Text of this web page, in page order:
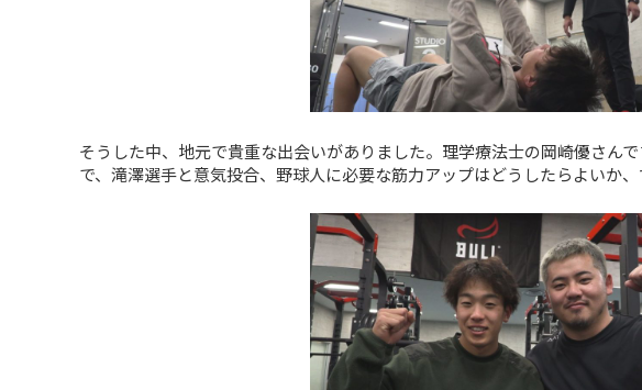
そうした中、地元で貴重な出会いがありました。理学療法士の岡崎優さん
で、滝澤選手と意気投合、野球人に必要な筋力アップはどうしたらよいか、